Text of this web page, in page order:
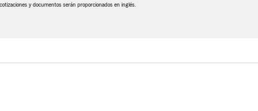
de
de
y documentos serán proporcionados en inglés.